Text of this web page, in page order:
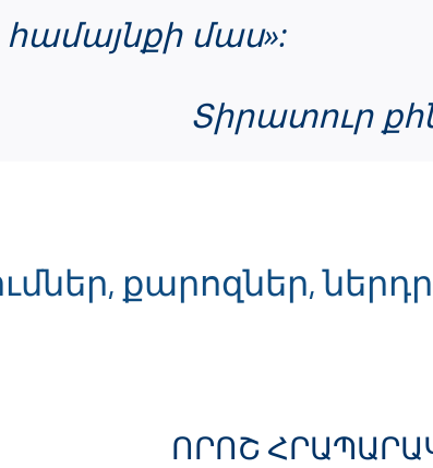
համայնքի մաս»:
Տիրատուր
քարոզներ,
ՈՐՈՇ